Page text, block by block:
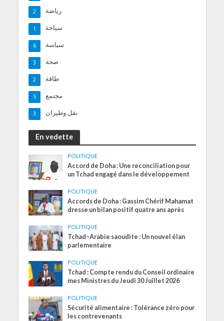
رياضة 2
سياحة 1
سياسة 6
صحة 3
طاقة 2
مجتمع 5
نقل وطيران 3
En vedette
POLITIQUE
Accord de Doha : Une reconciliation pour
un Tchad engagé dans le développement
POLITIQUE
Accords de Doha : Gassim Chérif Mahamat
dresse un bilan positif quatre ans après
POLITIQUE
Tchad–Arabie saoudite : Un nouvel élan
parlementaire
POLITIQUE
Tchad : Compte rendu du Conseil ordinaire
mes Ministres du Jeudi 30 Juillet 2026
POLITIQUE
Sécurité alimentaire : Tolérance zéro pour
les contrevenants